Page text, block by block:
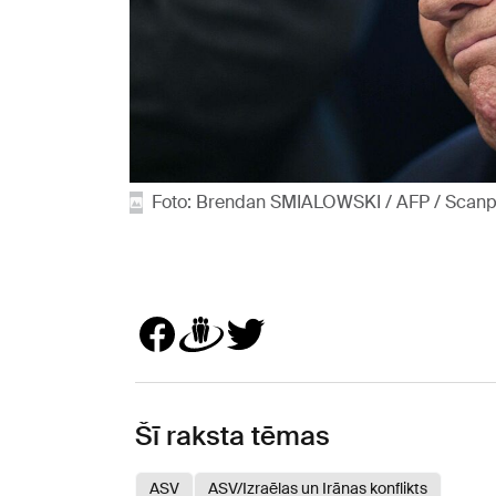
Foto: Brendan SMIALOWSKI / AFP /
Šī raksta tēmas
ASV ASV/Izraēlas un Irānas konflikts